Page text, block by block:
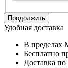
Продолжить
Удобная доставка
В пределах
Бесплатно
Доставка